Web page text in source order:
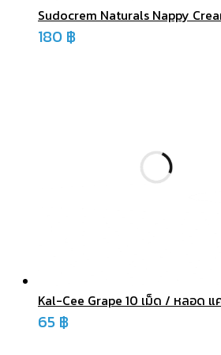
Sudocrem Naturals Nappy
180 ฿
Kal-Cee Grape 10 เม็ด / หลอด
65 ฿